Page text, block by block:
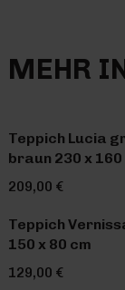
MEHR
Teppich Lucia
braun 230 x 160
209,00 €
Teppich
150 x 80 cm
129,00 €